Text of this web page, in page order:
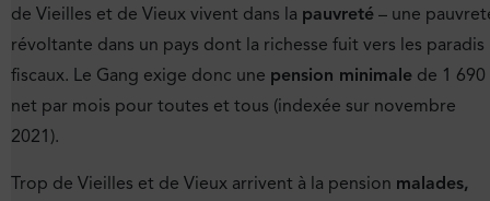
de Vieilles et de Vieux vivent dans la pauvreté – une
révoltante dans un pays dont la richesse fuit vers les paradis
fiscaux. Le Gang exige donc une pension minimale de 1 690
net par mois pour toutes et tous (indexée sur novembre
2021).
Trop de Vieilles et de Vieux arrivent à la pension malades,